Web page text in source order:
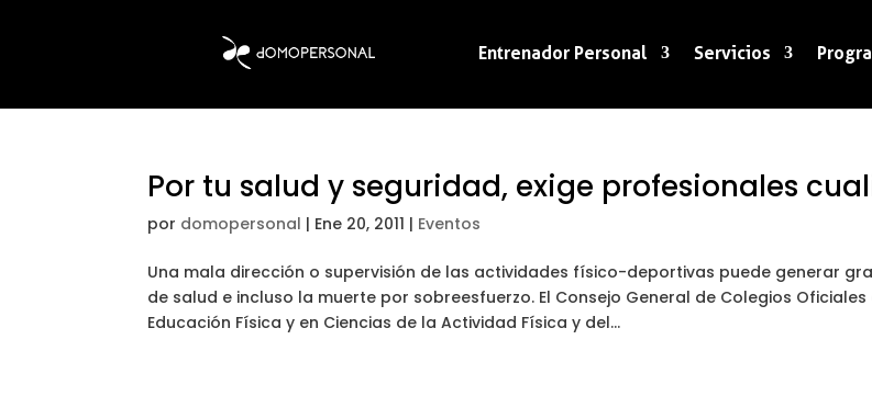
Entrenador Personal Servicios
Por tu salud y seguridad, exige profesionales
por domopersonal | Ene 20, 2011 | Eventos
Una mala dirección o supervisión de las actividades físico-deportivas puede generar
de salud e incluso la muerte por sobreesfuerzo. El Consejo General de Colegios Oficiales
Educación Física y en Ciencias de la Actividad Física y del...